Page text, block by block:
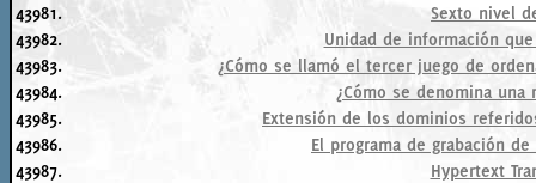
43981.
Sexto nivel
43982.
Unidad de información
43983.
¿Cómo se llamó el tercer juego de
43984.
¿Cómo se denomina
43985.
Extensión de los dominios
43986.
El programa de grabación
43987.
Hypertext